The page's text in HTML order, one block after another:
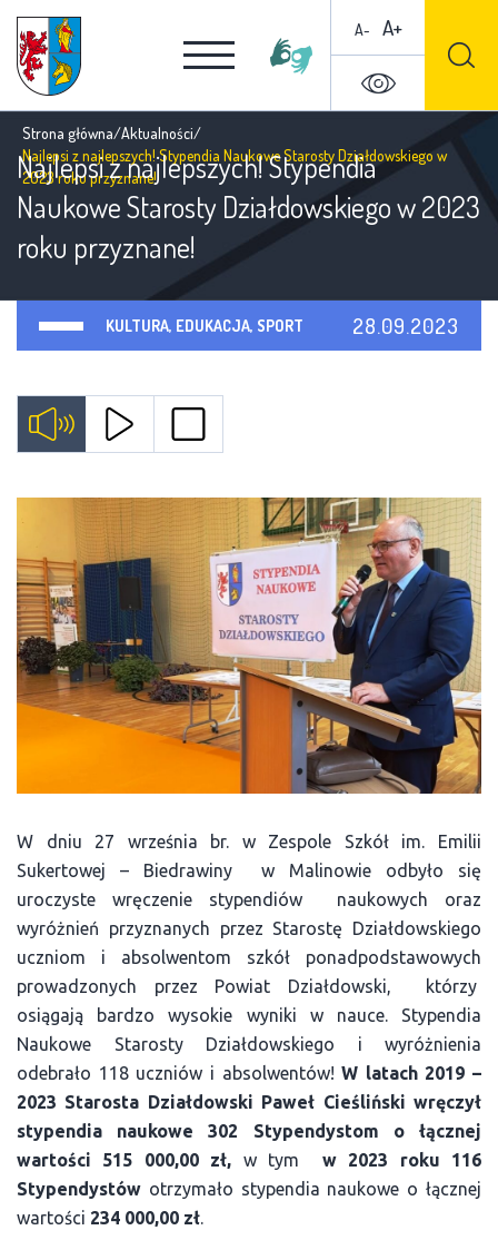
A- A+
Strona główna/Aktualności/
Najlepsi z najlepszych! Stypendia Naukowe Starosty Działdowskiego w
2023 roku przyznane!
Najlepsi z najlepszych! Stypendia
Naukowe Starosty Działdowskiego w 2023
roku przyznane!
KULTURA, EDUKACJA, SPORT 28.09.2023
W dniu 27 września br. w Zespole Szkół im. Emilii
Sukertowej – Biedrawiny w Malinowie odbyło się
uroczyste wręczenie stypendiów naukowych oraz
wyróżnień przyznanych przez Starostę Działdowskiego
uczniom i absolwentom szkół ponadpodstawowych
prowadzonych przez Powiat Działdowski, którzy
osiągają bardzo wysokie wyniki w nauce. Stypendia
Naukowe Starosty Działdowskiego i wyróżnienia
odebrało 118 uczniów i absolwentów!W latach 2019 –
2023 Starosta Działdowski Paweł Cieśliński wręczył
stypendia naukowe 302 Stypendystom o łącznej
wartości 515 000,00 zł, w tym w 2023 roku 116
Stypendystów otrzymało stypendia naukowe o łącznej
wartości 234 000,00 zł.